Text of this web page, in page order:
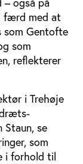
færd med at
Gentofte
som
reflekterer
i Trehøje
Staun, se
som
i forhold til